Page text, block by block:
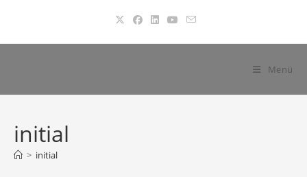
springen
Menü
initial
> initial